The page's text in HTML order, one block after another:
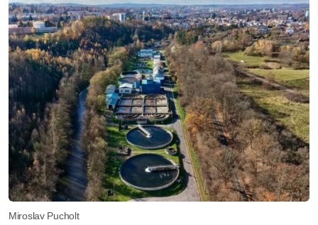
Miroslav Pucholt